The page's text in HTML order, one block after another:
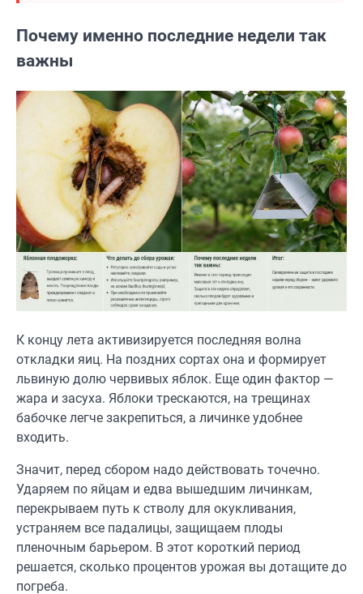
Почему именно последние недели так
важны
К концу лета активизируется последняя волна
откладки яиц. На поздних сортах она и формирует
львиную долю червивых яблок. Еще один фактор —
жара и засуха. Яблоки трескаются, на трещинах
бабочке легче закрепиться, а личинке удобнее
входить.
Значит, перед сбором надо действовать точечно.
Ударяем по яйцам и едва вышедшим личинкам,
перекрываем путь к стволу для окукливания,
устраняем все падалицы, защищаем плоды
пленочным барьером. В этот короткий период
решается, сколько процентов урожая вы дотащите до
погреба.